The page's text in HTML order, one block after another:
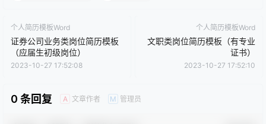
个人简历模板Word
证券公司业务类岗位简历模板
（应届生初级岗位）
2023-10-27 17:52:08
个人简历模板Word
文职类岗位简历模板（有专业
证书）
2023-10-27 17:52:10
0 条回复 A 文章作者 M 管理员